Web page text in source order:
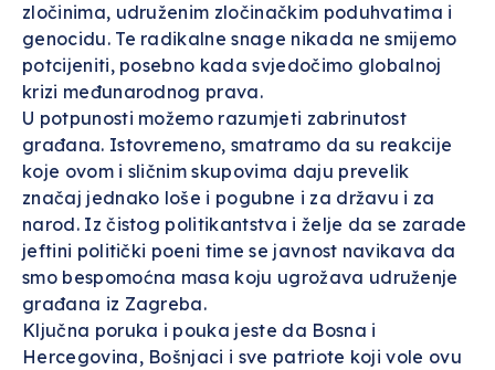
zločinima, udruženim zločinačkim poduhvatima i
genocidu. Te radikalne snage nikada ne smijemo
potcijeniti, posebno kada svjedočimo globalnoj
krizi međunarodnog prava.
U potpunosti možemo razumjeti zabrinutost
građana. Istovremeno, smatramo da su reakcije
koje ovom i sličnim skupovima daju prevelik
značaj jednako loše i pogubne i za državu i za
narod. Iz čistog politikantstva i želje da se zarade
jeftini politički poeni time se javnost navikava da
smo bespomoćna masa koju ugrožava udruženje
građana iz Zagreba.
Ključna poruka i pouka jeste da Bosna i
Hercegovina, Bošnjaci i sve patriote koji vole ovu